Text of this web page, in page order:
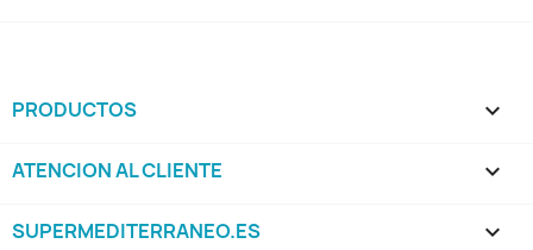
PRODUCTOS 
ATENCION AL CLIENTE 
SUPERMEDITERRANEO.ES 